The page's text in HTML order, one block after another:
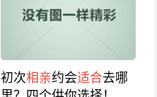
初次相亲约会适合去哪